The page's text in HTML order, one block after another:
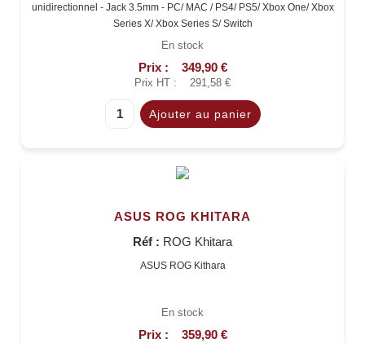
unidirectionnel - Jack 3.5mm - PC/ MAC / PS4/ PS5/ Xbox One/ Xbox
Series X/ Xbox Series S/ Switch
En stock
Prix : 349,90 €
Prix HT : 291,58 €
ASUS ROG KHITARA
Réf : ROG Khitara
ASUS ROG Kithara
En stock
Prix : 359,90 €